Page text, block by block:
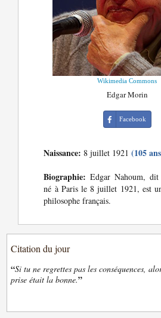
Wikimedia Commons
Edgar Morin
Facebook
Naissance: 8 juillet 1921(105
Biographie: Edgar Nahoum,
né à Paris le 8 juillet 1921, est
philosophe français.
Citation du jour
“Si tu ne regrettes pas les conséquences,
prise était la bonne.”